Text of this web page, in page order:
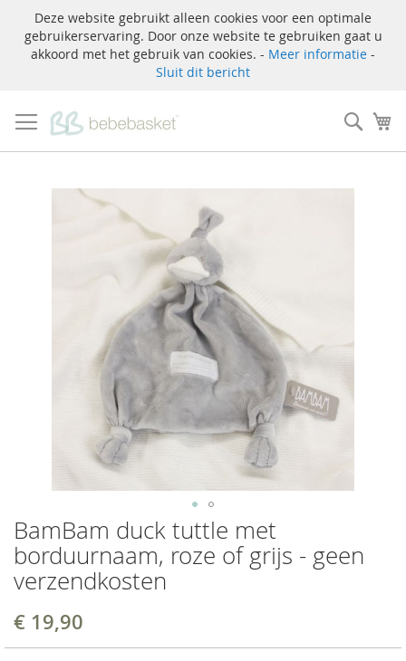
Deze website gebruikt alleen cookies voor een optimale
gebruikerservaring. Door onze website te gebruiken gaat u
akkoord met het gebruik van cookies. - Meer informatie -
Sluit dit bericht
naar
de
inhoud
Zoek
BamBam duck tuttle met
borduurnaam, roze of grijs - geen
verzendkosten
€ 19,90